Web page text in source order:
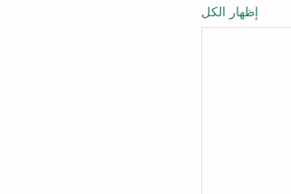
إظهار الكل